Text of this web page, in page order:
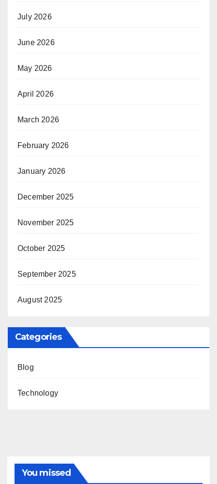
July 2026
June 2026
May 2026
April 2026
March 2026
February 2026
January 2026
December 2025
November 2025
October 2025
September 2025
August 2025
Categories
Blog
Technology
You missed